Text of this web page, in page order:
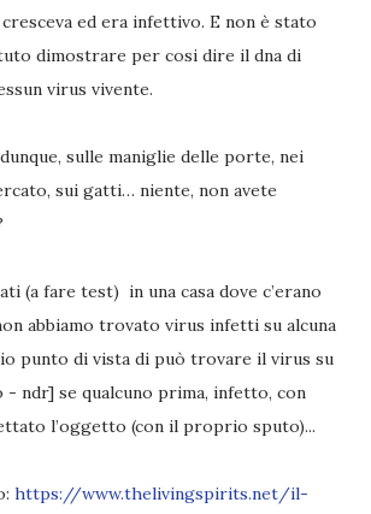
ed era infettivo. E non è stato
dimostrare per cosi dire il dna di
virus vivente.
sulle maniglie delle porte, nei
sui gatti… niente, non avete
(a fare test) in una casa dove c’erano
abbiamo trovato virus infetti su alcuna
punto di vista di può trovare il virus su
- ndr] se qualcuno prima, infetto, con
l’oggetto (con il proprio sputo)...
https://www.thelivingspirits.net/il-